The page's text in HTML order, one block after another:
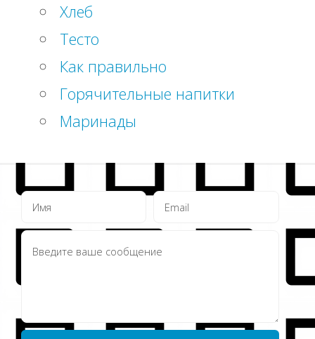
Хлеб
Тесто
Как правильно
Горячительные напитки
Маринады